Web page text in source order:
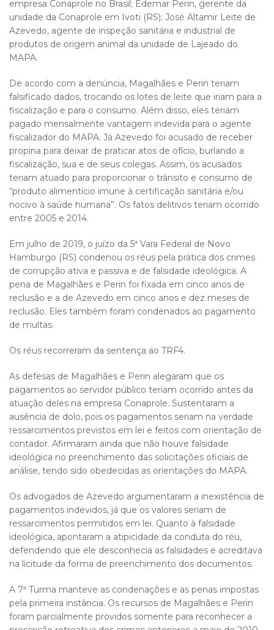
empresa Conaprole no Brasil; Edemar Perin, gerente da
unidade da Conaprole em Ivoti (RS); José Altamir Leite de
Azevedo, agente de inspeção sanitária e industrial de
produtos de origem animal da unidade de Lajeado do
MAPA.
De acordo com a denúncia, Magalhães e Perin teriam
falsificado dados, trocando os lotes de leite que iriam para a
fiscalização e para o consumo. Além disso, eles teriam
pagado mensalmente vantagem indevida para o agente
fiscalizador do MAPA. Já Azevedo foi acusado de receber
propina para deixar de praticar atos de ofício, burlando a
fiscalização, sua e de seus colegas. Assim, os acusados
teriam atuado para proporcionar o trânsito e consumo de
“produto alimentício imune à certificação sanitária e/ou
nocivo à saúde humana”. Os fatos delitivos teriam ocorrido
entre 2005 e 2014.
Em julho de 2019, o juízo da 5ª Vara Federal de Novo
Hamburgo (RS) condenou os réus pela prática dos crimes
de corrupção ativa e passiva e de falsidade ideológica. A
pena de Magalhães e Perin foi fixada em cinco anos de
reclusão e a de Azevedo em cinco anos e dez meses de
reclusão. Eles também foram condenados ao pagamento
de multas.
Os réus recorreram da sentença ao TRF4.
As defesas de Magalhães e Perin alegaram que os
pagamentos ao servidor público teriam ocorrido antes da
atuação deles na empresa Conaprole. Sustentaram a
ausência de dolo, pois os pagamentos seriam na verdade
ressarcimentos previstos em lei e feitos com orientação de
contador. Afirmaram ainda que não houve falsidade
ideológica no preenchimento das solicitações oficiais de
análise, tendo sido obedecidas as orientações do MAPA.
Os advogados de Azevedo argumentaram a inexistência de
pagamentos indevidos, já que os valores seriam de
ressarcimentos permitidos em lei. Quanto à falsidade
ideológica, apontaram a atipicidade da conduta do réu,
defendendo que ele desconhecia as falsidades e acreditava
na licitude da forma de preenchimento dos documentos.
A 7ª Turma manteve as condenações e as penas impostas
pela primeira instância. Os recursos de Magalhães e Perin
foram parcialmente providos somente para reconhecer a